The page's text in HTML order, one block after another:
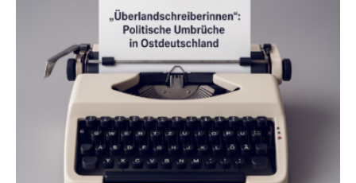
2025 sorgt der Fall Brosius-Gersdorf für
Schlagzeilen.Das Sozialwissenschaftliche Institut der
EKD hat untersucht, wie Menschen in Deutschland
wirklich über Schwangerschaftsabbrüche denken und
wie sich ihre Haltung je nach Konfession, Region und
Bildung unterscheidet. Darüber sprechen Veronika
Eufinger und Dr. Kristin Torka…